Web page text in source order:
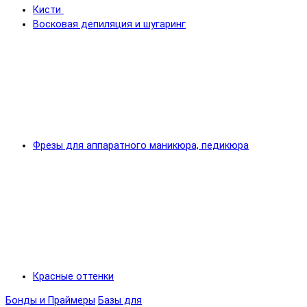
Кисти
Восковая депиляция и шугаринг
Фрезы для аппаратного маникюра, педикюра
Красные оттенки
Бонды и Праймеры Базы для